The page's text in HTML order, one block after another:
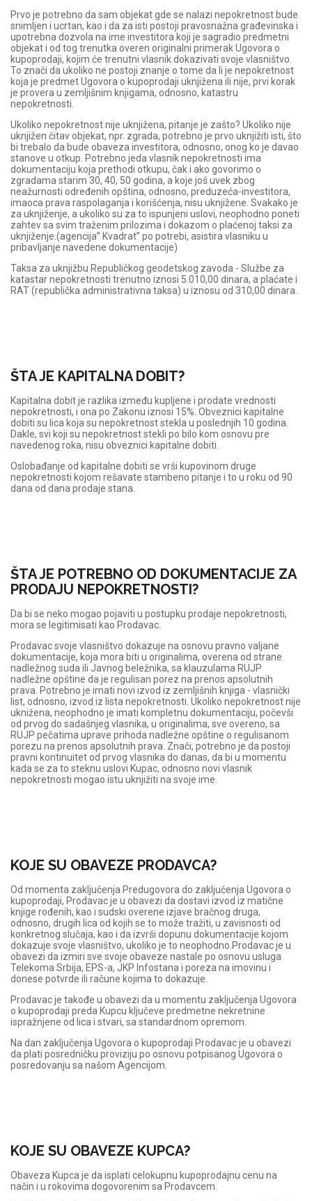
Prvo je potrebno da sam objekat gde se nalazi nepokretnost bude
snimljen i ucrtan, kao i da za isti postoji pravosnažna građevinska i
upotrebna dozvola na ime investitora koji je sagradio predmetni
objekat i od tog trenutka overen originalni primerak Ugovora o
kupoprodaji, kojim će trenutni vlasnik dokazivati svoje vlasništvo.
To znači da ukoliko ne postoji znanje o tome da li je nepokretnost
koja je predmet Ugovora o kupoprodaji uknjižena ili nije, prvi korak
je provera u zemljišnim knjigama, odnosno, katastru
nepokretnosti.
Ukoliko nepokretnost nije uknjižena, pitanje je zašto? Ukoliko nije
uknjižen čitav objekat, npr. zgrada, potrebno je prvo uknjižiti isti, što
bi trebalo da bude obaveza investitora, odnosno, onog ko je davao
stanove u otkup. Potrebno jeda vlasnik nepokretnosti ima
dokumentaciju koja prethodi otkupu, čak i ako govorimo o
zgradama starim 30, 40, 50 godina, a koje još uvek zbog
neažurnosti određenih opština, odnosno, preduzeća-investitora,
imaoca prava raspolaganja i korišćenja, nisu uknjižene. Svakako je
za uknjiženje, a ukoliko su za to ispunjeni uslovi, neophodno poneti
zahtev sa svim traženim prilozima i dokazom o plaćenoj taksi za
uknjiženje.(agencija” Kvadrat” po potrebi, asistira vlasniku u
pribavljanje navedene dokumentacije)
Taksa za uknjižbu Republičkog geodetskog zavoda - Službe za
katastar nepokretnosti trenutno iznosi 5.010,00 dinara, a plaćate i
RAT (republička administrativna taksa) u iznosu od 310,00 dinara.
ŠTA JE KAPITALNA DOBIT?
Kapitalna dobit je razlika između kupljene i prodate vrednosti
nepokretnosti, i ona po Zakonu iznosi 15%. Obveznici kapitalne
dobiti su lica koja su nepokretnost stekla u poslednjih 10 godina.
Dakle, svi koji su nepokretnost stekli po bilo kom osnovu pre
navedenog roka, nisu obveznici kapitalne dobiti.
Oslobađanje od kapitalne dobiti se vrši kupovinom druge
nepokretnosti kojom rešavate stambeno pitanje i to u roku od 90
dana od dana prodaje stana.
ŠTA JE POTREBNO OD DOKUMENTACIJE ZA
PRODAJU NEPOKRETNOSTI?
Da bi se neko mogao pojaviti u postupku prodaje nepokretnosti,
mora se legitimisati kao Prodavac.
Prodavac svoje vlasništvo dokazuje na osnovu pravno valjane
dokumentacije, koja mora biti u originalima, overena od strane
nadležnog suda ili Javnog beležnika, sa klauzulama RUJP
nadležne opštine da je regulisan porez na prenos apsolutnih
prava. Potrebno je imati novi izvod iz zemljišnih knjiga - vlasnički
list, odnosno, izvod iz lista nepokretnosti. Ukoliko nepokretnost nije
uknižena, neophodno je imati kompletnu dokumentaciju, počevši
od prvog do sadašnjeg vlasnika, u originalima, sve overeno, sa
RUJP pečatima uprave prihoda nadležne opštine o regulisanom
porezu na prenos apsolutnih prava. Znači, potrebno je da postoji
pravni kontinuitet od prvog vlasnika do danas, da bi u momentu
kada se za to steknu uslovi Kupac, odnosno novi vlasnik
nepokretnosti mogao istu uknjižiti na svoje ime.
KOJE SU OBAVEZE PRODAVCA?
Od momenta zaključenja Predugovora do zaključenja Ugovora o
kupoprodaji, Prodavac je u obavezi da dostavi izvod iz matične
knjige rođenih, kao i sudski overene izjave bračnog druga,
odnosno, drugih lica od kojih se to može tražiti, u zavisnosti od
konkretnog slučaja, kao i da izvrši dopunu dokumentacije kojom
dokazuje svoje vlasništvo, ukoliko je to neophodno.Prodavac je u
obavezi da izmiri sve svoje obaveze nastale po osnovu usluga
Telekoma Srbija, EPS-a, JKP Infostana i poreza na imovinu i
donese potvrde ili račune kojima to dokazuje.
Prodavac je takođe u obavezi da u momentu zaključenja Ugovora
o kupoprodaji preda Kupcu ključeve predmetne nekretnine
ispražnjene od lica i stvari, sa standardnom opremom.
Na dan zaključenja Ugovora o kupoprodaji Prodavac je u obavezi
da plati posredničku proviziju po osnovu potpisanog Ugovora o
posredovanju sa našom Agencijom.
KOJE SU OBAVEZE KUPCA?
Obaveza Kupca je da isplati celokupnu kupoprodajnu cenu na
način i u rokovima dogovorenim sa Prodavcem.